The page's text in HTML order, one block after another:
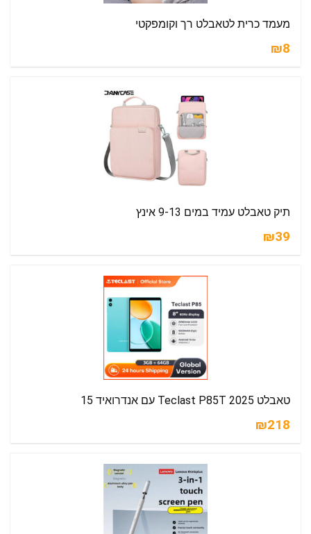
מעמד כרית לטאבלט רך וקומפקטי
₪8
תיק טאבלט עמיד במים 9-13 אינץ
₪39
טאבלט Teclast P85T 2025 עם אנדרואיד 15
₪218